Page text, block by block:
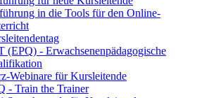
in die Tools für den Online-
(EPQ) - Erwachsenenpädagogische
Webinare für Kursleitende
- Train the Trainer